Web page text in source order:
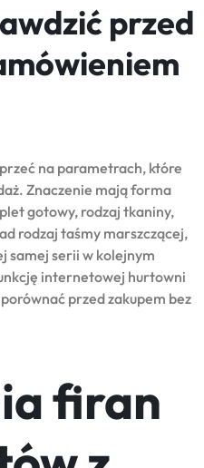
przed
na parametrach, które
Znaczenie mają forma
gotowy, rodzaj tkaniny,
rodzaj taśmy marszczącej,
samej serii w kolejnym
internetowej hurtowni
przed zakupem bez
firan